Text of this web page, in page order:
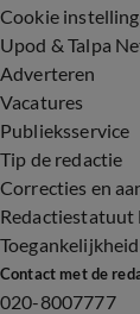
Cookie
Upod & Talpa
Adverteren
Vacatures
Publieksservice
Tip de redactie
Correcties en
Redactiestatuut
Toegankelijkheid
Contact met de
020-8007777